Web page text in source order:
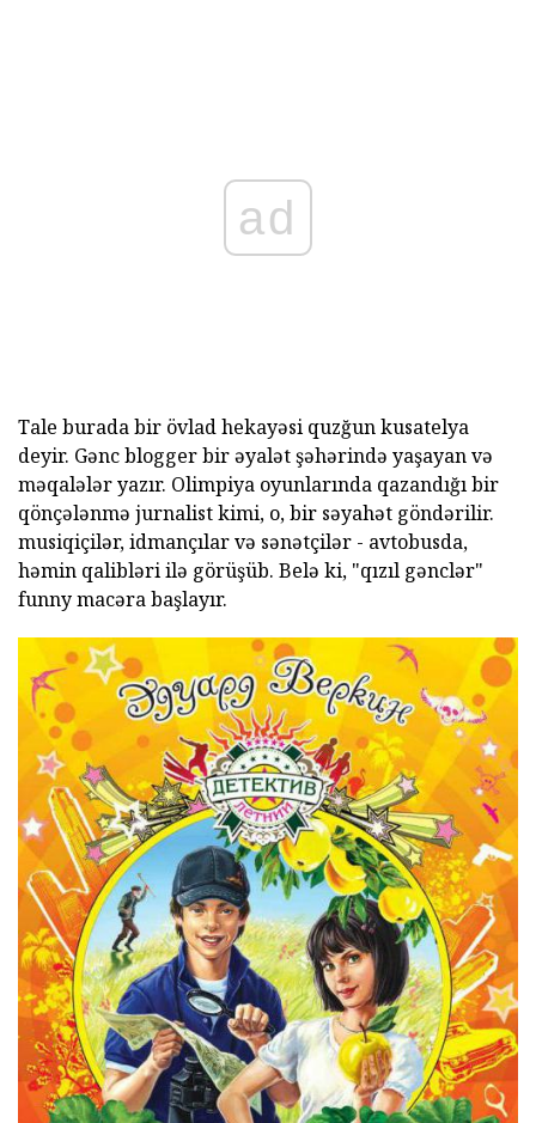
ad
Tale burada bir övlad hekayəsi quzğun kusatelya
deyir. Gənc blogger bir əyalət şəhərində yaşayan və
məqalələr yazır. Olimpiya oyunlarında qazandığı bir
qönçələnmə jurnalist kimi, o, bir səyahət göndərilir.
musiqiçilər, idmançılar və sənətçilər - avtobusda,
həmin qalibləri ilə görüşüb. Belə ki, "qızıl gənclər"
funny macəra başlayır.